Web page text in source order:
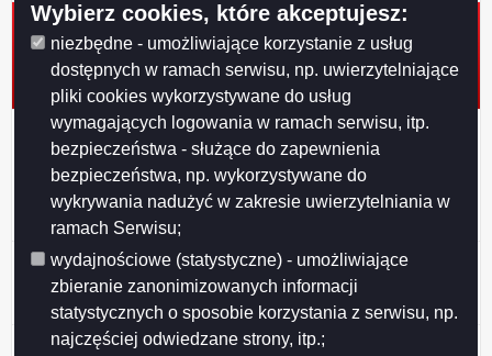
Wybierz cookies, które akceptujesz:
niezbędne - umożliwiające korzystanie z usług
dostępnych w ramach serwisu, np. uwierzytelniające
pliki cookies wykorzystywane do usług
wymagających logowania w ramach serwisu, itp.
bezpieczeństwa - służące do zapewnienia
bezpieczeństwa, np. wykorzystywane do
wykrywania nadużyć w zakresie uwierzytelniania w
ramach Serwisu;
wydajnościowe (statystyczne) - umożliwiające
zbieranie zanonimizowanych informacji
statystycznych o sposobie korzystania z serwisu, np.
najczęściej odwiedzane strony, itp.;
Zamówienie nr DZP/271-3/2019 z dnia 2019-02-04 -
przetarg nieograniczony pn. „Zorganizowanie i
administrowanie strefą płatnego parkowania na terenie
miasta Suwałk”
Zamówienie nr DZP/271-1/2019 z dnia 2019-01-31 -
przetarg nieograniczony pn. „Oznakowanie poziome
ulic w granicach administracyjnych miasta Suwałk:
cienkowarstwowe odblaskowe oraz w kolorze
niebieskim i grubowarstwowe chemoutwardzalne struk
Zamówienie nr 636085-N-2018 z dnia 2018-10-16 -
Dostawa wraz z montażem elementów świątecznej
dekoracji świetlnej na terenie miasta Suwałki
Archiwum zamówień powyżej 30.000 Euro